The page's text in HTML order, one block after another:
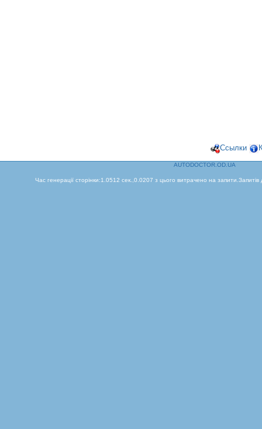
Ссылки
AUTODOCTOR.OD.UA
Час генерації сторінки:1.0512 сек.,0.0207 з цього витрачено на